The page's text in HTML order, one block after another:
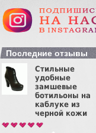
Последние отзывы
Стильные
удобные
замшевые
ботильоны на
каблуке из
черной кожи